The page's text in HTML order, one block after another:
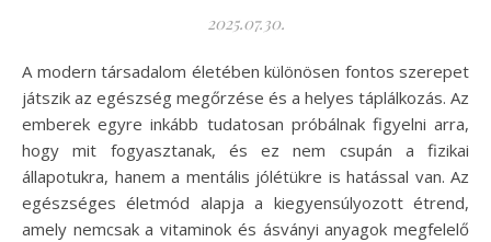
2025.07.30.
A modern társadalom életében különösen fontos szerepet
játszik az egészség megőrzése és a helyes táplálkozás. Az
emberek egyre inkább tudatosan próbálnak figyelni arra,
hogy mit fogyasztanak, és ez nem csupán a fizikai
állapotukra, hanem a mentális jólétükre is hatással van. Az
egészséges életmód alapja a kiegyensúlyozott étrend,
amely nemcsak a vitaminok és ásványi anyagok megfelelő